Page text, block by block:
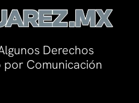
Derechos
por Comunicación